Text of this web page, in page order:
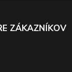
ZÁKAZNÍKOV